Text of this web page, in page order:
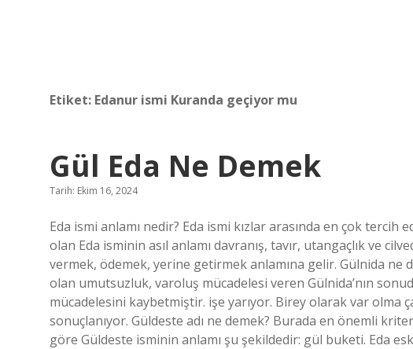
Etiket: Edanur ismi Kuranda geçiyor mu
Gül Eda Ne Demek
Tarih: Ekim 16, 2024
Eda ismi anlamı nedir? Eda ismi kızlar arasında en çok
olan Eda isminin asıl anlamı davranış, tavır, utangaçlık ve
vermek, ödemek, yerine getirmek anlamına gelir. Gülnida ne
olan umutsuzluk, varoluş mücadelesi veren Gülnida’nın
mücadelesini kaybetmiştir. işe yarıyor. Birey olarak var olma
sonuçlanıyor. Güldeste adı ne demek? Burada en önemli
göre Güldeste isminin anlamı şu şekildedir: gül buketi. Eda